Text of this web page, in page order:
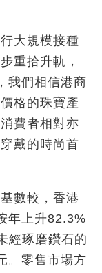
大規模接種
重拾升軌，
我們相信港商
格的珠寶產
費者相對亦
戴的時尚首
數較，香港
年上升82.3%
經琢磨鑽石的
。零售市場方